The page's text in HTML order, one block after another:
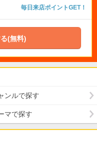
毎日来店ポイントGET！
(無料)
ンルで探す
マで探す